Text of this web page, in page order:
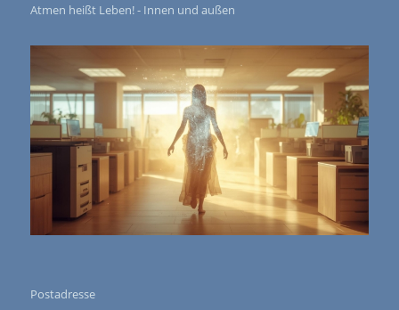
Atmen heißt Leben! - Innen und außen
Postadresse